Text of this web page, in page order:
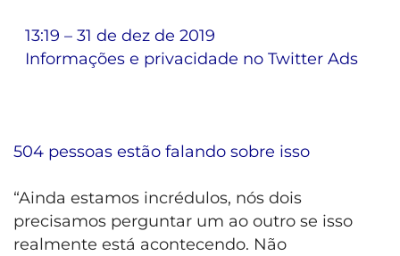
13:19 – 31 de dez de 2019
Informações e privacidade no Twitter Ads
504 pessoas estão falando sobre isso
“Ainda estamos incrédulos, nós dois
precisamos perguntar um ao outro se isso
realmente está acontecendo. Não